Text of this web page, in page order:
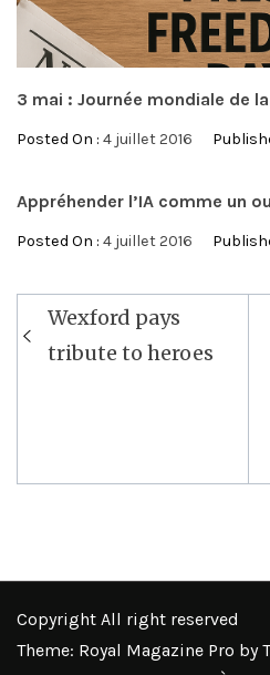
3 mai : Journée mondiale de
Posted On : 4 juillet 2016
Appréhender l’IA comme un
Posted On : 4 juillet 2016
Navigation
de
Wexford pays
tribute to heroes
Copyright All right reserved
Theme: Royal Magazine Pro by